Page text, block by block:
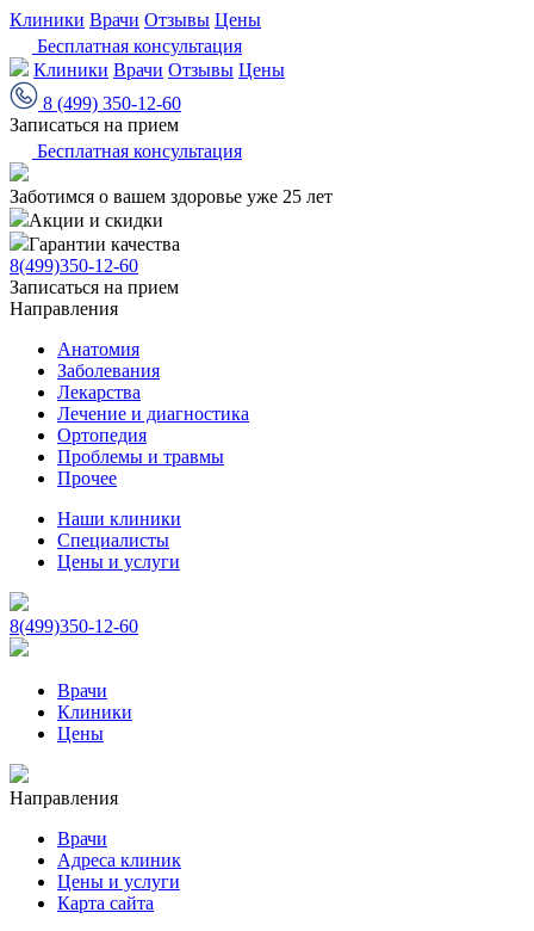
Клиники Врачи Отзывы Цены
Бесплатная консультация
Клиники Врачи Отзывы Цены
8 (499) 350-12-60
Записаться на прием
Бесплатная консультация
Заботимся о вашем здоровье уже 25 лет
Акции и скидки
Гарантии качества
8(499)350-12-60
Записаться на прием
Направления
Анатомия
Заболевания
Лекарства
Лечение и диагностика
Ортопедия
Проблемы и травмы
Прочее
Наши клиники
Специалисты
Цены и услуги
8(499)350-12-60
Врачи
Клиники
Цены
Направления
Врачи
Адреса клиник
Цены и услуги
Карта сайта